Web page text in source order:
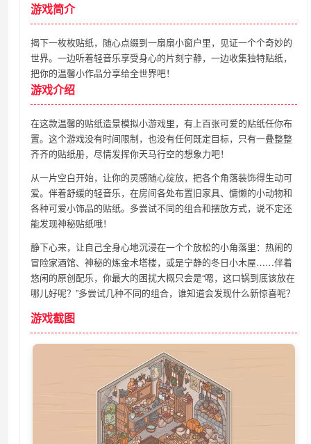
游戏简介
揭下一枚枚贴纸，随心点缀到一扇扇小窗户里，见证一个个奇妙的
世界。一边听着轻音乐享受身心的片刻宁静，一边收集独特贴纸，
把你的温馨小作品分享给全世界吧！
游戏介绍
在这款温馨的贴纸造景模拟小游戏里，有上百张可爱的贴纸任你布
置。这个游戏没有时间限制，也没有任何既定目标，只有一叠整整
齐齐的贴纸册，尽情发挥你天马行空的想象力吧！
从一片空白开始，让你的灵感随心绽放，把各个角落装饰得生动可
爱。伴着舒缓的轻音乐，在房间各处布置旧家具、慵懒的小动物和
各种可爱小饰品的贴纸。多尝试不同的组合和摆放方式，说不定还
能发现神秘贴纸哦！
静下心来，让自己全身心地沉浸在一个个放松的小角落里：热闹的
冒险家酒馆、神秘的炼金术塔楼，或是宁静的冬日小木屋……伴着
悠闲的原创配乐，你最大的困扰大概只会是“嗯，这口锅到底该放在
哪儿好呢？”多尝试几种不同的组合，谁知道会发现什么新惊喜呢？
游戏截图